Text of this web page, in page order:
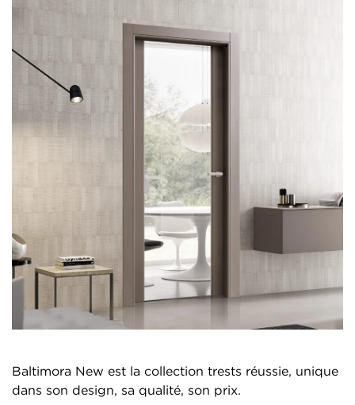
Baltimora New est la collection trests réussie, unique
dans son design, sa qualité, son prix.